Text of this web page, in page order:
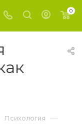
0
Психология —